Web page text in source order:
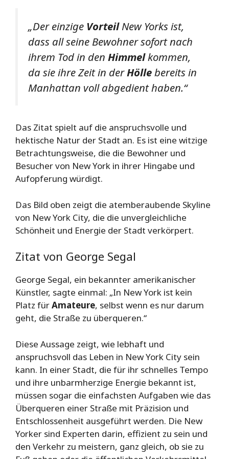
„Der einzige VorteilNew Yorks ist,
dass all seine Bewohner sofort nach
ihrem Tod in den Himmelkommen,
da sie ihre Zeit in derHöllebereits in
Manhattan voll abgedient haben.“
Das Zitat spielt auf die anspruchsvolle und
hektische Natur der Stadt an. Es ist eine witzige
Betrachtungsweise, die die Bewohner und
Besucher von New York in ihrer Hingabe und
Aufopferung würdigt.
Das Bild oben zeigt die atemberaubende Skyline
von New York City, die die unvergleichliche
Schönheit und Energie der Stadt verkörpert.
Zitat von George Segal
George Segal, ein bekannter amerikanischer
Künstler, sagte einmal: „In New York ist kein
Platz fürAmateure, selbst wenn es nur darum
geht, die Straße zu überqueren.“
Diese Aussage zeigt, wie lebhaft und
anspruchsvoll das Leben in New York City sein
kann. In einer Stadt, die für ihr schnelles Tempo
und ihre unbarmherzige Energie bekannt ist,
müssen sogar die einfachsten Aufgaben wie das
Überqueren einer Straße mit Präzision und
Entschlossenheit ausgeführt werden. Die New
Yorker sind Experten darin, effizient zu sein und
den Verkehr zu meistern, ganz gleich, ob sie zu